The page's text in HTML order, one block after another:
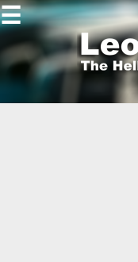
Gallery
☰